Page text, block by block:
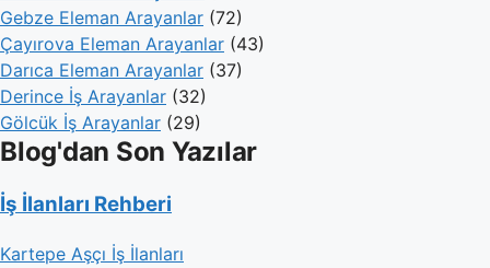
Gebze Eleman Arayanlar (72)
Çayırova Eleman Arayanlar (43)
Darıca Eleman Arayanlar (37)
Derince İş Arayanlar (32)
Gölcük İş Arayanlar (29)
Blog'dan Son Yazılar
İş İlanları Rehberi
Kartepe Aşçı İş İlanları